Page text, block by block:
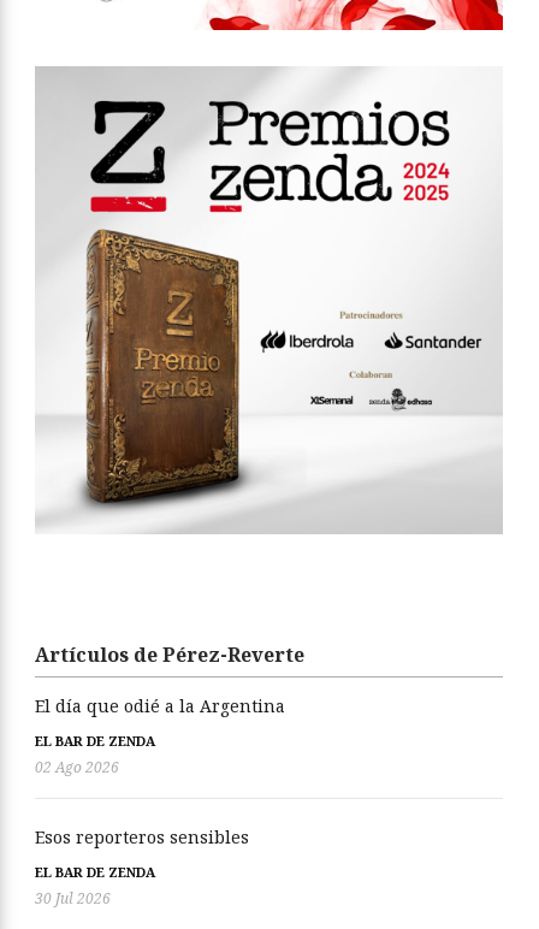
Artículos de Pérez-Reverte
El día que odié a la Argentina
EL BAR DE ZENDA
02 Ago 2026
Esos reporteros sensibles
EL BAR DE ZENDA
30 Jul 2026